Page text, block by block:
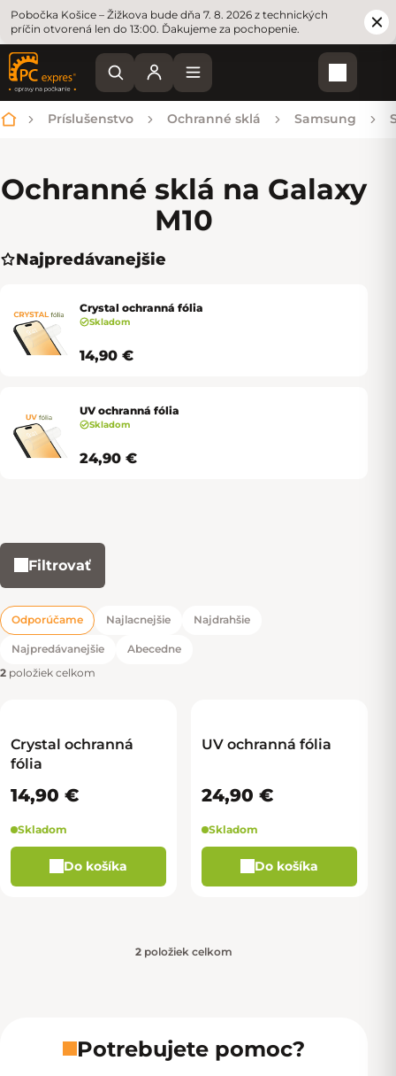
Pobočka Košice – Žižkova bude dňa 7. 8. 2026 z technických
príčin otvorená len do 13:00. Ďakujeme za pochopenie.
Domov
Príslušenstvo Ochranné sklá Samsung
Ochranné sklá na Galaxy
M10
Najpredávanejšie
Crystal ochranná fólia
Skladom
14,90 €
UV ochranná fólia
Skladom
24,90 €
Filtrovať
Radenie produktov
Odporúčame Najlacnejšie Najdrahšie
Najpredávanejšie
Abecedne
2 položiek celkom
Výpis produktov
Crystal ochranná
fólia
14,90 €
Skladom
Do košíka
UV ochranná fólia
24,90 €
Skladom
Do košíka
2 položiek celkom
Potrebujete pomoc?